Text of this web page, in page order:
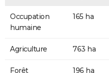
Occupation
humaine
165 ha
Agriculture 763 ha
Forêt 196 ha